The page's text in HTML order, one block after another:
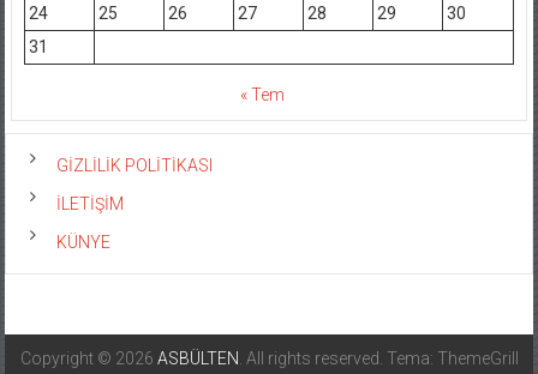
24
25 26 27 28 29
30
31
« Tem
GİZLİLİK POLİTİKASI
İLETİŞİM
KÜNYE
Copyright © 2026 ASBÜLTEN . All rights reserved. Tema: ThemeGrill